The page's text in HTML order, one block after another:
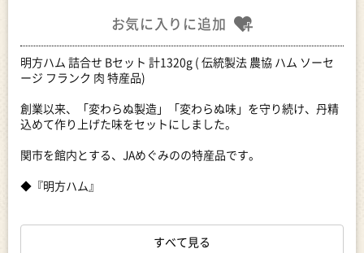
お気に入りに追加
明方ハム 詰合せ Bセット 計1320g ( 伝統製法 農協 ハム ソーセ
ージ フランク 肉 特産品)
創業以来、「変わらぬ製造」「変わらぬ味」を守り続け、丹精
込めて作り上げた味をセットにしました。
関市を館内とする、JAめぐみのの特産品です。
◆『明方ハム』
いプレスハムです。
すべて見る